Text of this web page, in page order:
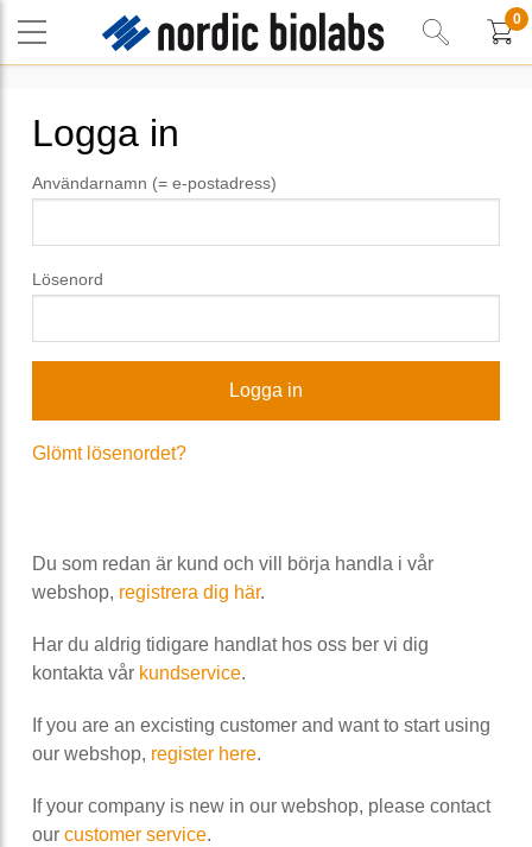
0
Logga in
Användarnamn (= e-postadress)
Lösenord
Glömt lösenordet?
Du som redan är kund och vill börja handla i vår
webshop, registrera dig här.
Har du aldrig tidigare handlat hos oss ber vi dig
kontakta vår kundservice.
If you are an excisting customer and want to start using
our webshop, register here.
If your company is new in our webshop, please contact
our customer service.